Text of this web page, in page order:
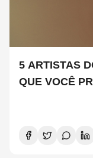
5 ARTISTAS
QUE VOCÊ